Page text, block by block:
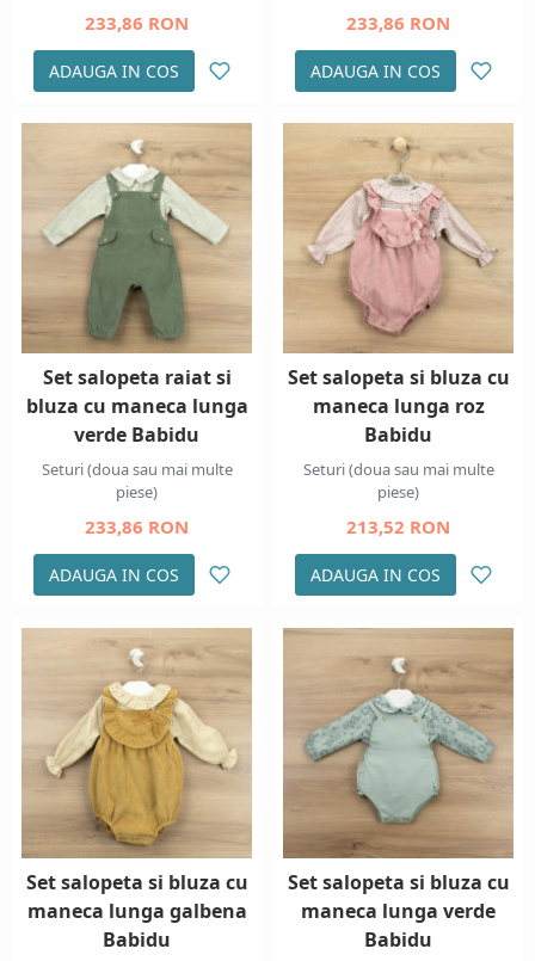
233,86 RON
ADAUGA IN COS
233,86 RON
ADAUGA IN COS
Set salopeta raiat si
bluza cu maneca lunga
verde Babidu
Seturi (doua sau mai multe
piese)
233,86 RON
ADAUGA IN COS
Set salopeta si bluza cu
maneca lunga roz
Babidu
Seturi (doua sau mai multe
piese)
213,52 RON
ADAUGA IN COS
Set salopeta si bluza cu
maneca lunga galbena
Babidu
Set salopeta si bluza cu
maneca lunga verde
Babidu